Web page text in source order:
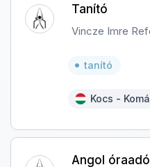
Tanító
Vincze Imre
tanító
Kocs -
Angol óraadó